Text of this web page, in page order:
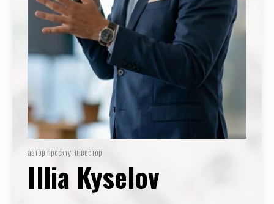
автор проєкту, інвестор
Illia Kyselov